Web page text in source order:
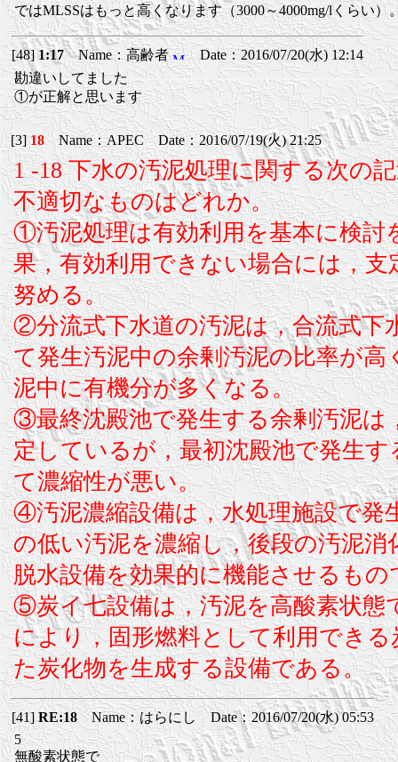
ではMLSSはもっと高くなります（3000～4000mg/lくらい）
[48]1:17Name：高齢者
Date：2016/07/20(水) 12:14
勘違いしてました
①が正解と思います
[3]18Name：APEC Date：2016/07/19(火) 21:25
1 -18 下水の汚泥処理に関する次の
不適切なものはどれか。
①汚泥処理は有効利用を基本に検討
果，有効利用できない場合には，支
努める。
②分流式下水道の汚泥は，合流式下
て発生汚泥中の余剰汚泥の比率が高
泥中に有機分が多くなる。
③最終沈殿池で発生する余剰汚泥は
定しているが，最初沈殿池で発生す
て濃縮性が悪い。
④汚泥濃縮設備は，水処理施設で発
の低い汚泥を濃縮し，後段の汚泥消
脱水設備を効果的に機能させるもの
⑤炭イ七設備は，汚泥を高酸素状態
により，固形燃料として利用でき
た炭化物を生成する設備である。
[41]RE:18Name：はらにし Date：2016/07/20(水) 05:53
5
無酸素状態で